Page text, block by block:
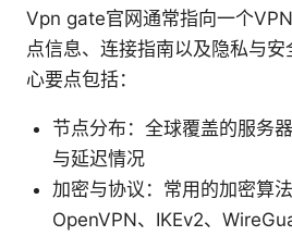
Vpn gate官网通常指向一个
点信息、连接指南以及隐私与
心要点包括：
节点分布：全球覆盖的服务
与延迟情况
加密与协议：常用的加密算
OpenVPN、IKEv2、